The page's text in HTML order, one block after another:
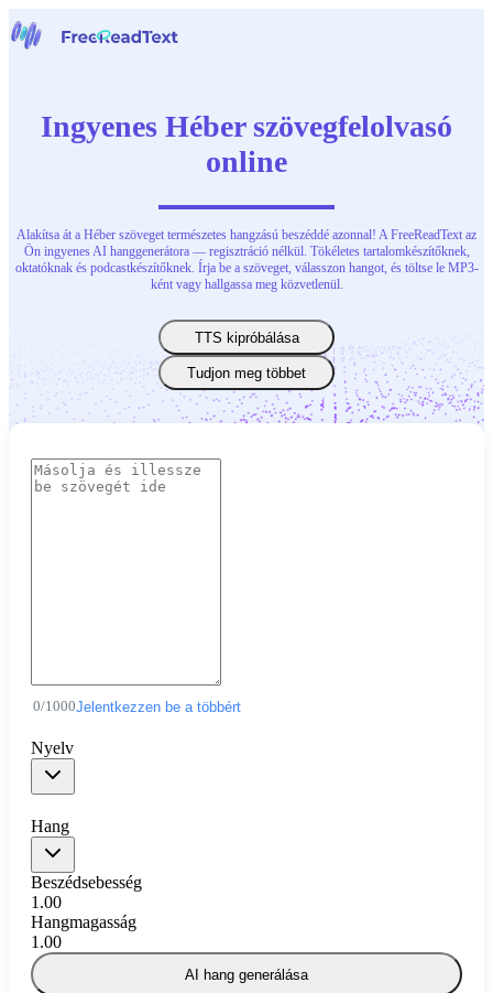
Eszközök
Magyar
Ingyenes Héber szövegfelolvasó
online
Alakítsa át a Héber szöveget természetes hangzású beszéddé azonnal! A FreeReadText az
Ön ingyenes AI hanggenerátora — regisztráció nélkül. Tökéletes tartalomkészítőknek,
oktatóknak és podcastkészítőknek. Írja be a szöveget, válasszon hangot, és töltse le MP3-
ként vagy hallgassa meg közvetlenül.
TTS kipróbálása
Tudjon meg többet
0/1000Jelentkezzen be a többért
Nyelv
Hang
Beszédsebesség
1.00
Hangmagasság
1.00
AI hang generálása